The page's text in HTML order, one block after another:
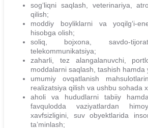
sog‘liqni saqlash, veterinariya,
qilish;
moddiy boyliklarni va yoqilg‘i-
hisobga olish;
soliq, bojxona, savdo-
telekommunikatsiya;
zaharli, tez alangalanuvchi,
moddalarni saqlash, tashish hamda
umumiy ovqatlanish
realizatsiya qilish va ushbu sohada
aholi va hududlarni tabiiy
favqulodda vaziyatlardan
xavfsizligini, suv obyektlarida
ta’minlash;